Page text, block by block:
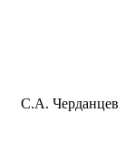
С.А. Черданцев